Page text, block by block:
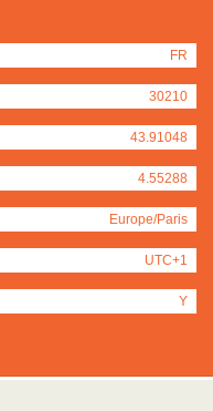
FR
30210
43.91048
4.55288
Europe/Paris
UTC+1
Y